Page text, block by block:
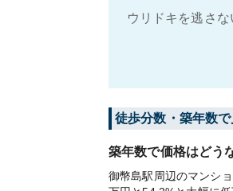
ウリドキを逃さ
徒歩分数・築年数
築年数で価格はどう
御幣島駅周辺のマンシ